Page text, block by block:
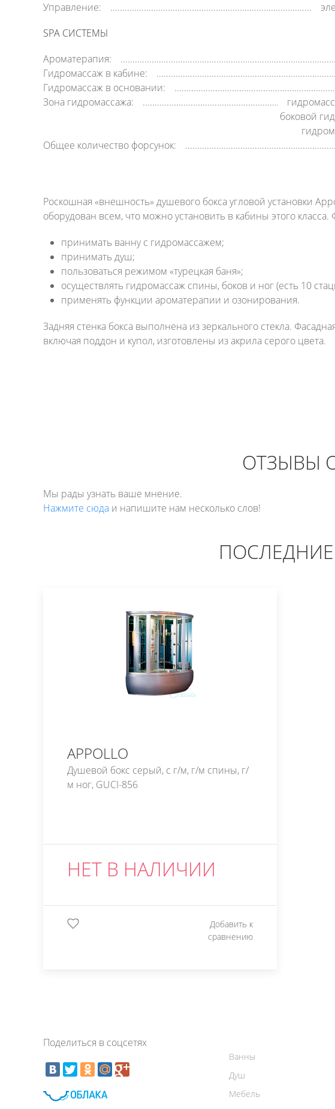
Управление:
SPA СИСТЕМЫ
Ароматерапия:
Гидромассаж в кабине:
Гидромассаж в основании:
Зона гидромассажа:
боковой
Общее количество форсунок:
Роскошная «внешность» душевого бокса угловой установки
оборудован всем, что можно установить в кабины этого
принимать ванну с гидромассажем;
принимать душ;
пользоваться режимом «турецкая баня»;
осуществлять гидромассаж спины, боков и ног (есть 10
применять функции ароматерапии и озонирования.
Задняя стенка бокса выполнена из зеркального стекла.
включая поддон и купол, изготовлены из акрила серого цвета.
ОТЗЫВЫ
Мы рады узнать ваше мнение.
Нажмите сюда и напишите нам несколько слов!
APPOLLO
Душевой бокс серый, с г/м, г/м спины, г/
м ног, GUCI-856
НЕТ В НАЛИЧИИ
Добавить к
сравнению
Поделиться в соцсетях
Ванны
Душ
Мебель